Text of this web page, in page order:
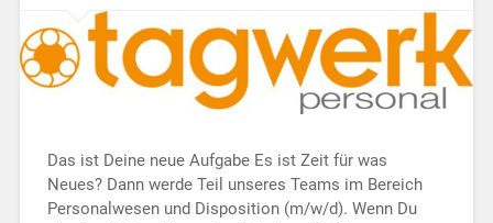
Das ist Deine neue Aufgabe Es ist Zeit für was
Neues? Dann werde Teil unseres Teams im Bereich
Personalwesen und Disposition (m/w/d). Wenn Du